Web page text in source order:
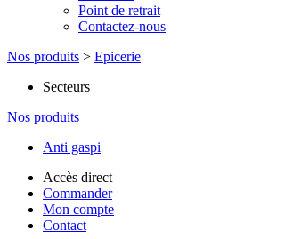
Point de retrait
Contactez-nous
Nos produits > Epicerie
Secteurs
Nos produits
Anti gaspi
Accès direct
Commander
Mon compte
Contact